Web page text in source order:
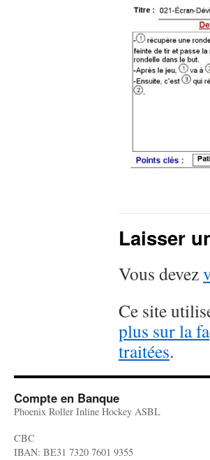
Laisser
Vous devez
Ce site
plus sur la
traitées.
Compte en Banque
Phoenix Roller Inline Hockey ASBL
CBC
IBAN: BE31 7320 7601 9355